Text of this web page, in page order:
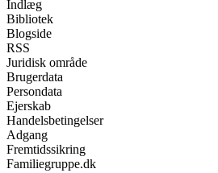
Indlæg
Bibliotek
Blogside
RSS
Juridisk område
Brugerdata
Persondata
Ejerskab
Handelsbetingelser
Adgang
Fremtidssikring
Familiegruppe.dk